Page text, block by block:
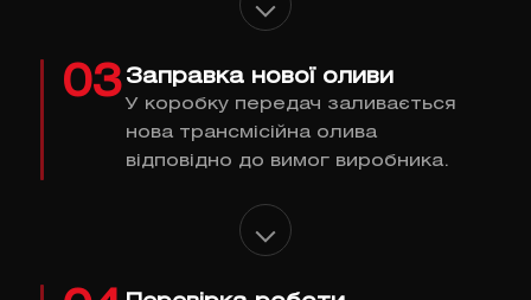
03 Заправка нової оливи
У коробку передач заливається
нова трансмісійна олива
відповідно до вимог виробника.